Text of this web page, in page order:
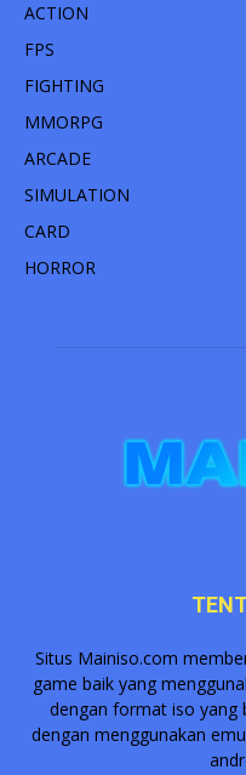
ACTION
FPS
FIGHTING
MMORPG
ARCADE
SIMULATION
CARD
HORROR
Situs Mainiso.com
game baik yang
dengan format iso yang
dengan menggunakan